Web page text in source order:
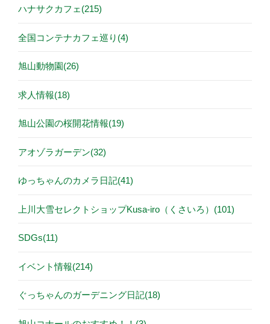
ハナサクカフェ(215)
全国コンテナカフェ巡り(4)
旭山動物園(26)
求人情報(18)
旭山公園の桜開花情報(19)
アオゾラガーデン(32)
ゆっちゃんのカメラ日記(41)
上川大雪セレクトショップKusa-iro（くさいろ）(101)
SDGs(11)
イベント情報(214)
ぐっちゃんのガーデニング日記(18)